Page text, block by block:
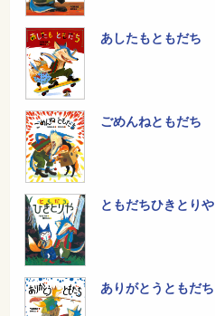
あしたもともだち
ごめんねともだち
ともだちひきとりや
ありがとうともだち